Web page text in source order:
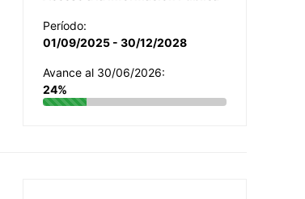
Período:
01/09/2025 - 30/12/2028
Avance al 30/06/2026:
24%